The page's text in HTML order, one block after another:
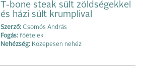
T-bone steak sült zöldségekkel
és házi sült krumplival
Szerző: Csomós András
Fogás: főételek
Nehézség: Közepesen nehéz